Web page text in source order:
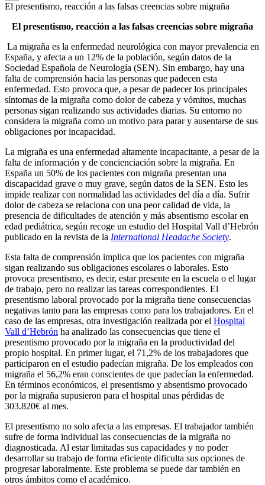
El presentismo, reacción a las falsas creencias sobre migraña
El presentismo, reacción a las falsas creencias sobre migraña
La migraña es la enfermedad neurológica con mayor prevalencia en
España, y afecta a un 12% de la población, según datos de la
Sociedad Española de Neurología (SEN). Sin embargo, hay una
falta de comprensión hacia las personas que padecen esta
enfermedad. Esto provoca que, a pesar de padecer los principales
síntomas de la migraña como dolor de cabeza y vómitos, muchas
personas sigan realizando sus actividades diarias. Su entorno no
considera la migraña como un motivo para parar y ausentarse de sus
obligaciones por incapacidad.
La migraña es una enfermedad altamente incapacitante, a pesar de la
falta de información y de concienciación sobre la migraña. En
España un 50% de los pacientes con migraña presentan una
discapacidad grave o muy grave, según datos de la SEN. Esto les
impide realizar con normalidad las actividades del día a día. Sufrir
dolor de cabeza se relaciona con una peor calidad de vida, la
presencia de dificultades de atención y más absentismo escolar en
edad pediátrica, según recoge un estudio del Hospital Vall d’Hebrón
publicado en la revista de la International Headache Society.
Esta falta de comprensión implica que los pacientes con migraña
sigan realizando sus obligaciones escolares o laborales. Esto
provoca presentismo, es decir, estar presente en la escuela o el lugar
de trabajo, pero no realizar las tareas correspondientes. El
presentismo laboral provocado por la migraña tiene consecuencias
negativas tanto para las empresas como para los trabajadores. En el
caso de las empresas, otra investigación realizada por el Hospital
Vall d’Hebrón ha analizado las consecuencias que tiene el
presentismo provocado por la migraña en la productividad del
propio hospital. En primer lugar, el 71,2% de los trabajadores que
participaron en el estudio padecían migraña. De los empleados con
migraña el 56,2% eran conscientes de que padecían la enfermedad.
En términos económicos, el presentismo y absentismo provocado
por la migraña supusieron para el hospital unas pérdidas de
303.820€ al mes.
El presentismo no solo afecta a las empresas. El trabajador también
sufre de forma individual las consecuencias de la migraña no
diagnosticada. Al estar limitadas sus capacidades y no poder
desarrollar su trabajo de forma eficiente dificulta sus opciones de
progresar laboralmente. Este problema se puede dar también en
otros ámbitos como el académico.